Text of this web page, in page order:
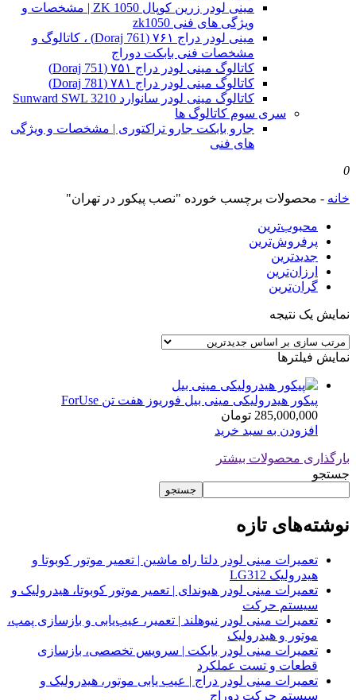
مینی لودر زرین کوپال ZK 1050 | مشخصات و
ویژگی های فنی zk1050
مینی لودر دراج ۷۶۱ (Doraj 761) ، کاتالوگ و
مشخصات فنی بابکت دوراج
کاتالوگ مینی لودر دراج ۷۵۱ (Doraj 751)
کاتالوگ مینی لودر دراج ۷۸۱ (Doraj 781)
کاتالوگ مینی لودر سانوارد Sunward SWL 3210
سری سوم کاتالوگ ها
جارو بابکت جارو تراکتوری | مشخصات و ویژگی
های فنی
0
خانه - محصولات برچسب خورده "نصب پیکور در تهران"
محبوب‌ترین
پرفروش‌ترین
جدیدترین
ارزان‌ترین
گران‌ترین
نمایش یک نتیجه
نمایش فیلترها
پیکور هیدرولیکی مینی بیل فوریوز هفت تن ForUse
285,000,000 تومان
افزودن به سبد خرید
بارگذاری محصولات بیشتر
جستجو
جستجو
نوشته‌های تازه
تعمیرات مینی لودر دلتا راه ماشین | تعمیر موتور کوبوتا و
هیدرولیک LG312
تعمیرات مینی لودر هیوندای | تعمیر موتور کوبوتا، هیدرولیک و
سیستم حرکت
تعمیرات مینی لودر نیوهلند | تعمیر، عیب‌یابی و بازسازی پمپ،
موتور و هیدرولیک
تعمیرات مینی لودر بابکت | سرویس تخصصی، بازسازی
قطعات و تست عملکرد
تعمیرات مینی لودر دراج | عیب یابی موتور، هیدرولیک و
سیستم حرکت دوراج